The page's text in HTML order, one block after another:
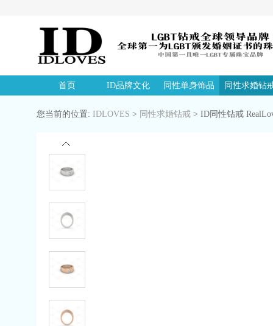
首页 ID品牌文化 同性单身饰品 同性求婚钻
您当前的位置: IDLOVES > 同性求婚钻戒 > ID同性钻戒